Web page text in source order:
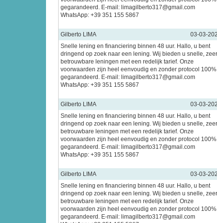
gegarandeerd. E-mail: limagilberto317@gmail.com
WhatsApp: +39 351 155 5867
Gilberto LIMA
03-03-
Snelle lening en financiering binnen 48 uur. Hallo, u bent
dringend op zoek naar een lening. Wij bieden u snelle, zeer
betrouwbare leningen met een redelijk tarief. Onze
voorwaarden zijn heel eenvoudig en zonder protocol 100%
gegarandeerd. E-mail: limagilberto317@gmail.com
WhatsApp: +39 351 155 5867
Gilberto LIMA
03-03-
Snelle lening en financiering binnen 48 uur. Hallo, u bent
dringend op zoek naar een lening. Wij bieden u snelle, zeer
betrouwbare leningen met een redelijk tarief. Onze
voorwaarden zijn heel eenvoudig en zonder protocol 100%
gegarandeerd. E-mail: limagilberto317@gmail.com
WhatsApp: +39 351 155 5867
Gilberto LIMA
03-03-
Snelle lening en financiering binnen 48 uur. Hallo, u bent
dringend op zoek naar een lening. Wij bieden u snelle, zeer
betrouwbare leningen met een redelijk tarief. Onze
voorwaarden zijn heel eenvoudig en zonder protocol 100%
gegarandeerd. E-mail: limagilberto317@gmail.com